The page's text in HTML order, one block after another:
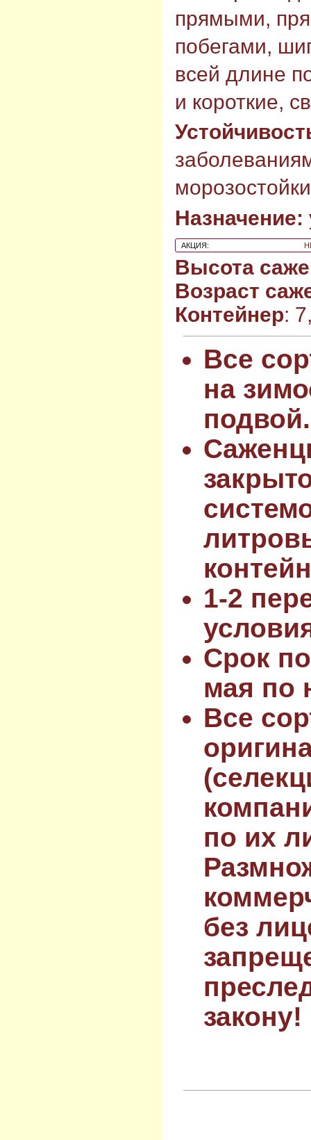
прямыми,
побегами,
всей длине
и короткие,
Назначение:
АКЦИЯ:
Высота
Возраст
Контейнер:
Все
на
подвой.
1-2
Срок
мая по
Все
по их
без
закону!